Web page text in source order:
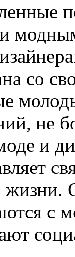
со
не
и
с